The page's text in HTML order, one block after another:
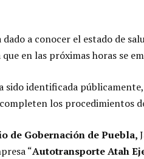
a conocer el estado de
en las próximas horas se
identificada públicamente,
los procedimientos
de Gobernación de Puebla,
“Autotransporte Atah